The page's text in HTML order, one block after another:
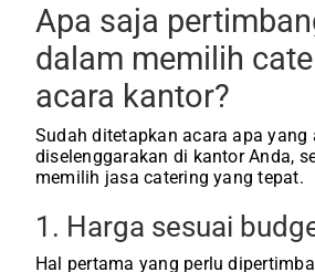
Apa saja
dalam memilih
acara kantor?
Sudah ditetapkan acara apa yang
diselenggarakan di kantor Anda,
memilih jasa catering yang tepat.
1. Harga sesuai
Hal pertama yang perlu